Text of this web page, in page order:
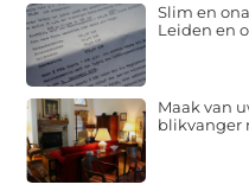
Slim en
Leiden en
Maak van
blikvanger